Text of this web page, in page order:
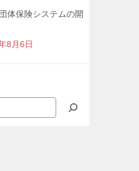
体保険システムの開
8月6日